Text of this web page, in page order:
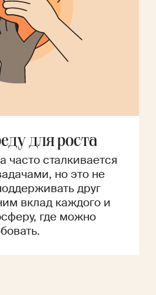
для роста
сталкивается
но это не
друг
вклад каждого и
где можно